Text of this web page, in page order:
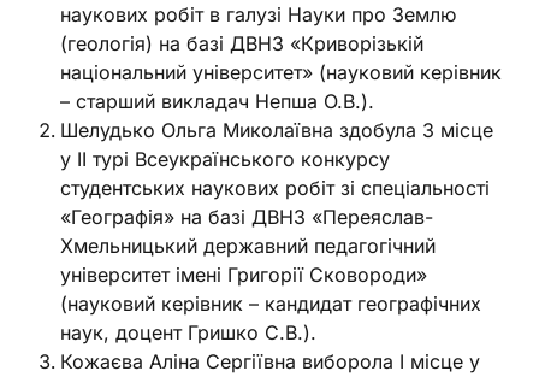
наукових робіт в галузі Науки про Землю
(геологія) на базі ДВНЗ «Криворізькій
національний університет» (науковий керівник
– старший викладач Непша О.В.).
Шелудько Ольга Миколаївна здобула 3 місце
у ІІ турі Всеукраїнського конкурсу
студентських наукових робіт зі спеціальності
«Географія» на базі ДВНЗ «Переяслав-
Хмельницький державний педагогічний
університет імені Григорії Сковороди»
(науковий керівник – кандидат географічних
наук, доцент Гришко С.В.).
Кожаєва Аліна Сергіївна виборола І місце у